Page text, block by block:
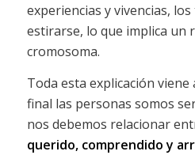
experiencias y vivencias,
estirarse, lo que implica un
cromosoma.
Toda esta explicación viene
final las personas somos
nos debemos relacionar
querido, comprendido y